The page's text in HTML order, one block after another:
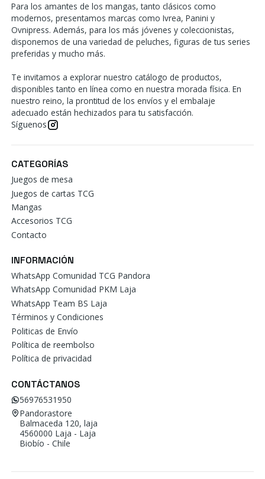
Para los amantes de los mangas, tanto clásicos como
modernos, presentamos marcas como Ivrea, Panini y
Ovnipress. Además, para los más jóvenes y coleccionistas,
disponemos de una variedad de peluches, figuras de tus series
preferidas y mucho más.
Te invitamos a explorar nuestro catálogo de productos,
disponibles tanto en línea como en nuestra morada física. En
nuestro reino, la prontitud de los envíos y el embalaje
adecuado están hechizados para tu satisfacción.
Síguenos
CATEGORÍAS
Juegos de mesa
Juegos de cartas TCG
Mangas
Accesorios TCG
Contacto
INFORMACIÓN
WhatsApp Comunidad TCG Pandora
WhatsApp Comunidad PKM Laja
WhatsApp Team BS Laja
Términos y Condiciones
Politicas de Envío
Política de reembolso
Política de privacidad
CONTÁCTANOS
56976531950
Pandorastore
Balmaceda 120, laja
4560000 Laja - Laja
Biobío - Chile